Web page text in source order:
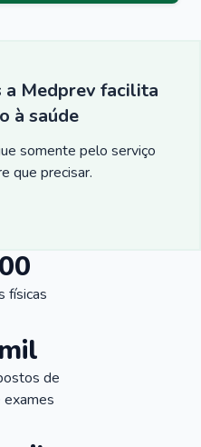
a Medprev facilita
à saúde
somente pelo serviço
que precisar.
físicas
de